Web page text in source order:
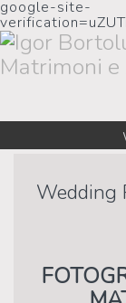
google-site-
Wedding